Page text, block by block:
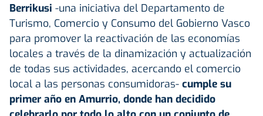
Berrikusi -una iniciativa del Departamento de
Turismo, Comercio y Consumo del Gobierno Vasco
para promover la reactivación de las economías
locales a través de la dinamización y actualización
de todas sus actividades, acercando el comercio
local a las personas consumidoras- cumple su
primer año en Amurrio, donde han decidido